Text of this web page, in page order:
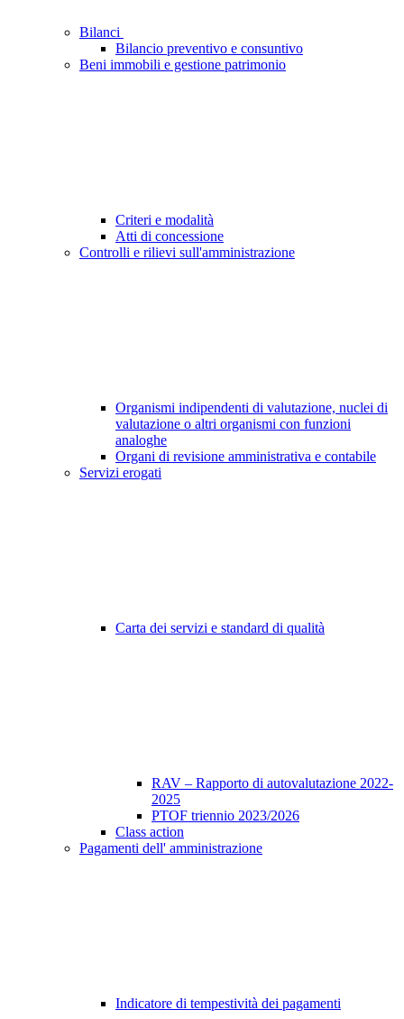
Bilanci
Bilancio preventivo e consuntivo
Beni immobili e gestione patrimonio
Criteri e modalità
Atti di concessione
Controlli e rilievi sull'amministrazione
Organismi indipendenti di valutazione, nuclei di
valutazione o altri organismi con funzioni
analoghe
Organi di revisione amministrativa e contabile
Servizi erogati
Carta dei servizi e standard di qualità
RAV – Rapporto di autovalutazione 2022-
2025
PTOF triennio 2023/2026
Class action
Pagamenti dell' amministrazione
Indicatore di tempestività dei pagamenti